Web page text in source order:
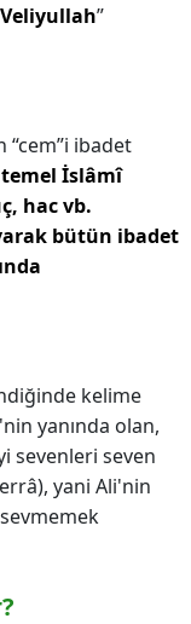
”
“cem”i ibadet
temel İslâmî
hac vb.
bütün ibadet
kelime
yanında olan,
sevenleri seven
yani Ali'nin